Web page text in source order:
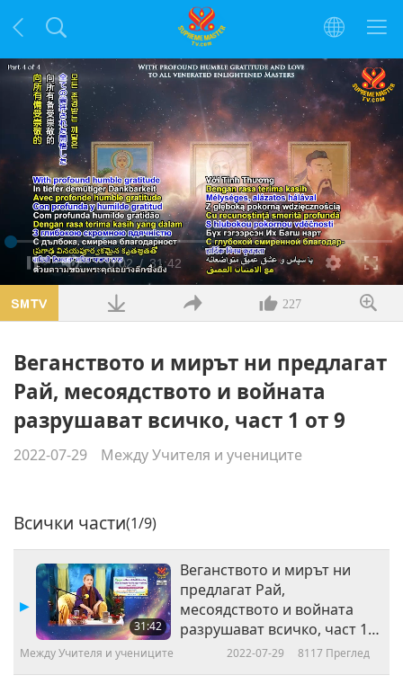
ПаузаБез
звук
Текущо
време
0:02 / Продължителност
31:42
Заредено:
1.07%
Качество
Цял
227
Веганството и мирът ни предлагат
Рай, месоядството и войната
разрушават всичко, част 1 от 9
2022-07-29 Между Учителя и учениците
Всички части(1/9)
31:42
Веганството и мирът ни
предлагат Рай,
месоядството и войната
разрушават всичко, част 1
Между Учителя и учениците 2022-07-29 8117 Преглед